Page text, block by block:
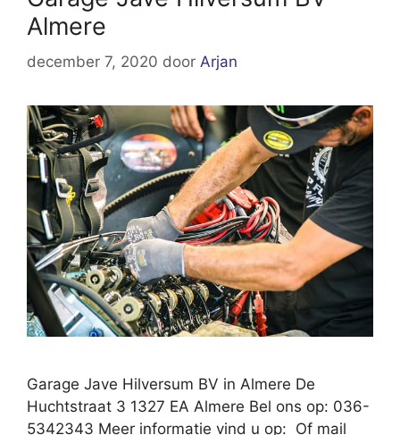
Almere
december 7, 2020 door Arjan
Garage Jave Hilversum BV in Almere De
Huchtstraat 3 1327 EA Almere Bel ons op: 036-
5342343 Meer informatie vind u op: Of mail